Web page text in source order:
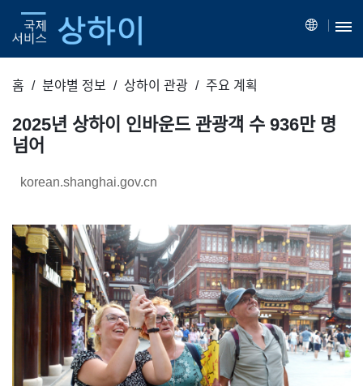
홈 분야별 정보 상하이 관광 주요 계획
2025년 상하이 인바운드 관광객 수 936만 명
넘어
korean.shanghai.gov.cn